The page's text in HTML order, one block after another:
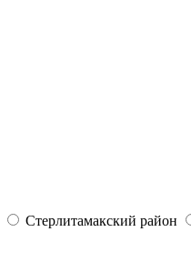
Стерлитамакский район